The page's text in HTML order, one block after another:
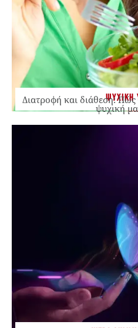
ΨΥΧΙΚΗ
Διατροφή και διάθεση:
ψυχική